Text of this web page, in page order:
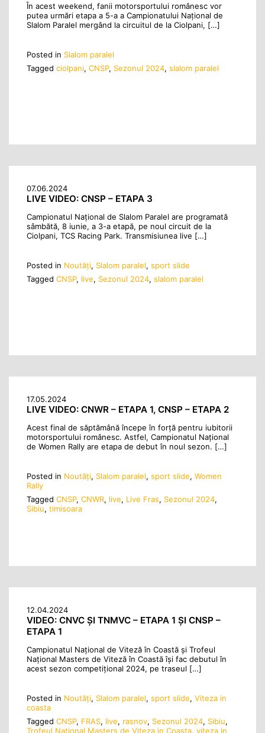
În acest weekend, fanii motorsportului românesc vor
putea urmări etapa a 5-a a Campionatului Național de
Slalom Paralel mergând la circuitul de la Ciolpani, […]
Posted in Slalom paralel
Tagged ciolpani, CNSP, Sezonul 2024, slalom paralel
07.06.2024
LIVE VIDEO: CNSP – ETAPA 3
Campionatul Național de Slalom Paralel are programată
sâmbătă, 8 iunie, a 3-a etapă, pe noul circuit de la
Ciolpani, TCS Racing Park. Transmisiunea live […]
Posted in Noutăţi, Slalom paralel, sport slide
Tagged CNSP, live, Sezonul 2024, slalom paralel
17.05.2024
LIVE VIDEO: CNWR – ETAPA 1, CNSP – ETAPA 2
Acest final de săptămână începe în forță pentru iubitorii
motorsportului românesc. Astfel, Campionatul Național
de Women Rally are etapa de debut în noul sezon. […]
Posted in Noutăţi, Slalom paralel, sport slide, Women
Rally
Tagged CNSP, CNWR, live, Live Fras, Sezonul 2024,
Sibiu, timisoara
12.04.2024
VIDEO: CNVC ȘI TNMVC – ETAPA 1 ȘI CNSP –
ETAPA 1
Campionatul Național de Viteză în Coastă și Trofeul
Național Masters de Viteză în Coastă își fac debutul în
acest sezon competițional 2024, pe traseul […]
Posted in Noutăţi, Slalom paralel, sport slide, Viteza in
coasta
Tagged CNSP, FRAS, live, rasnov, Sezonul 2024, Sibiu,
Trofeul National Masters de Viteza in Coasta, viteza in